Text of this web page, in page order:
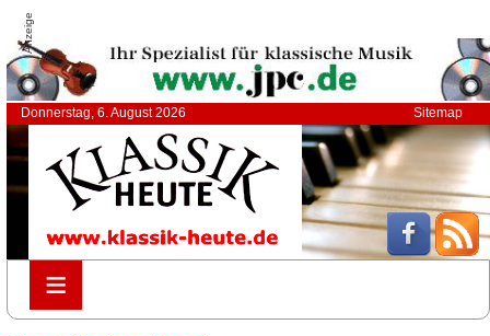
Anzeige
Donnerstag, 6. August 2026 Sitemap
≡
≡